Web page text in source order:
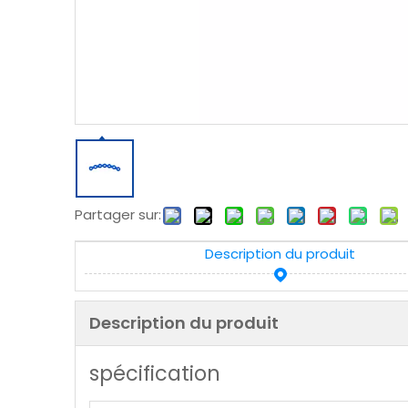
Partager sur:
Description du produit
Description du produit
spécification